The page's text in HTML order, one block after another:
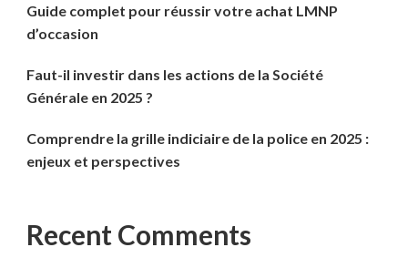
Guide complet pour réussir votre achat LMNP
d’occasion
Faut-il investir dans les actions de la Société
Générale en 2025 ?
Comprendre la grille indiciaire de la police en 2025 :
enjeux et perspectives
Recent Comments